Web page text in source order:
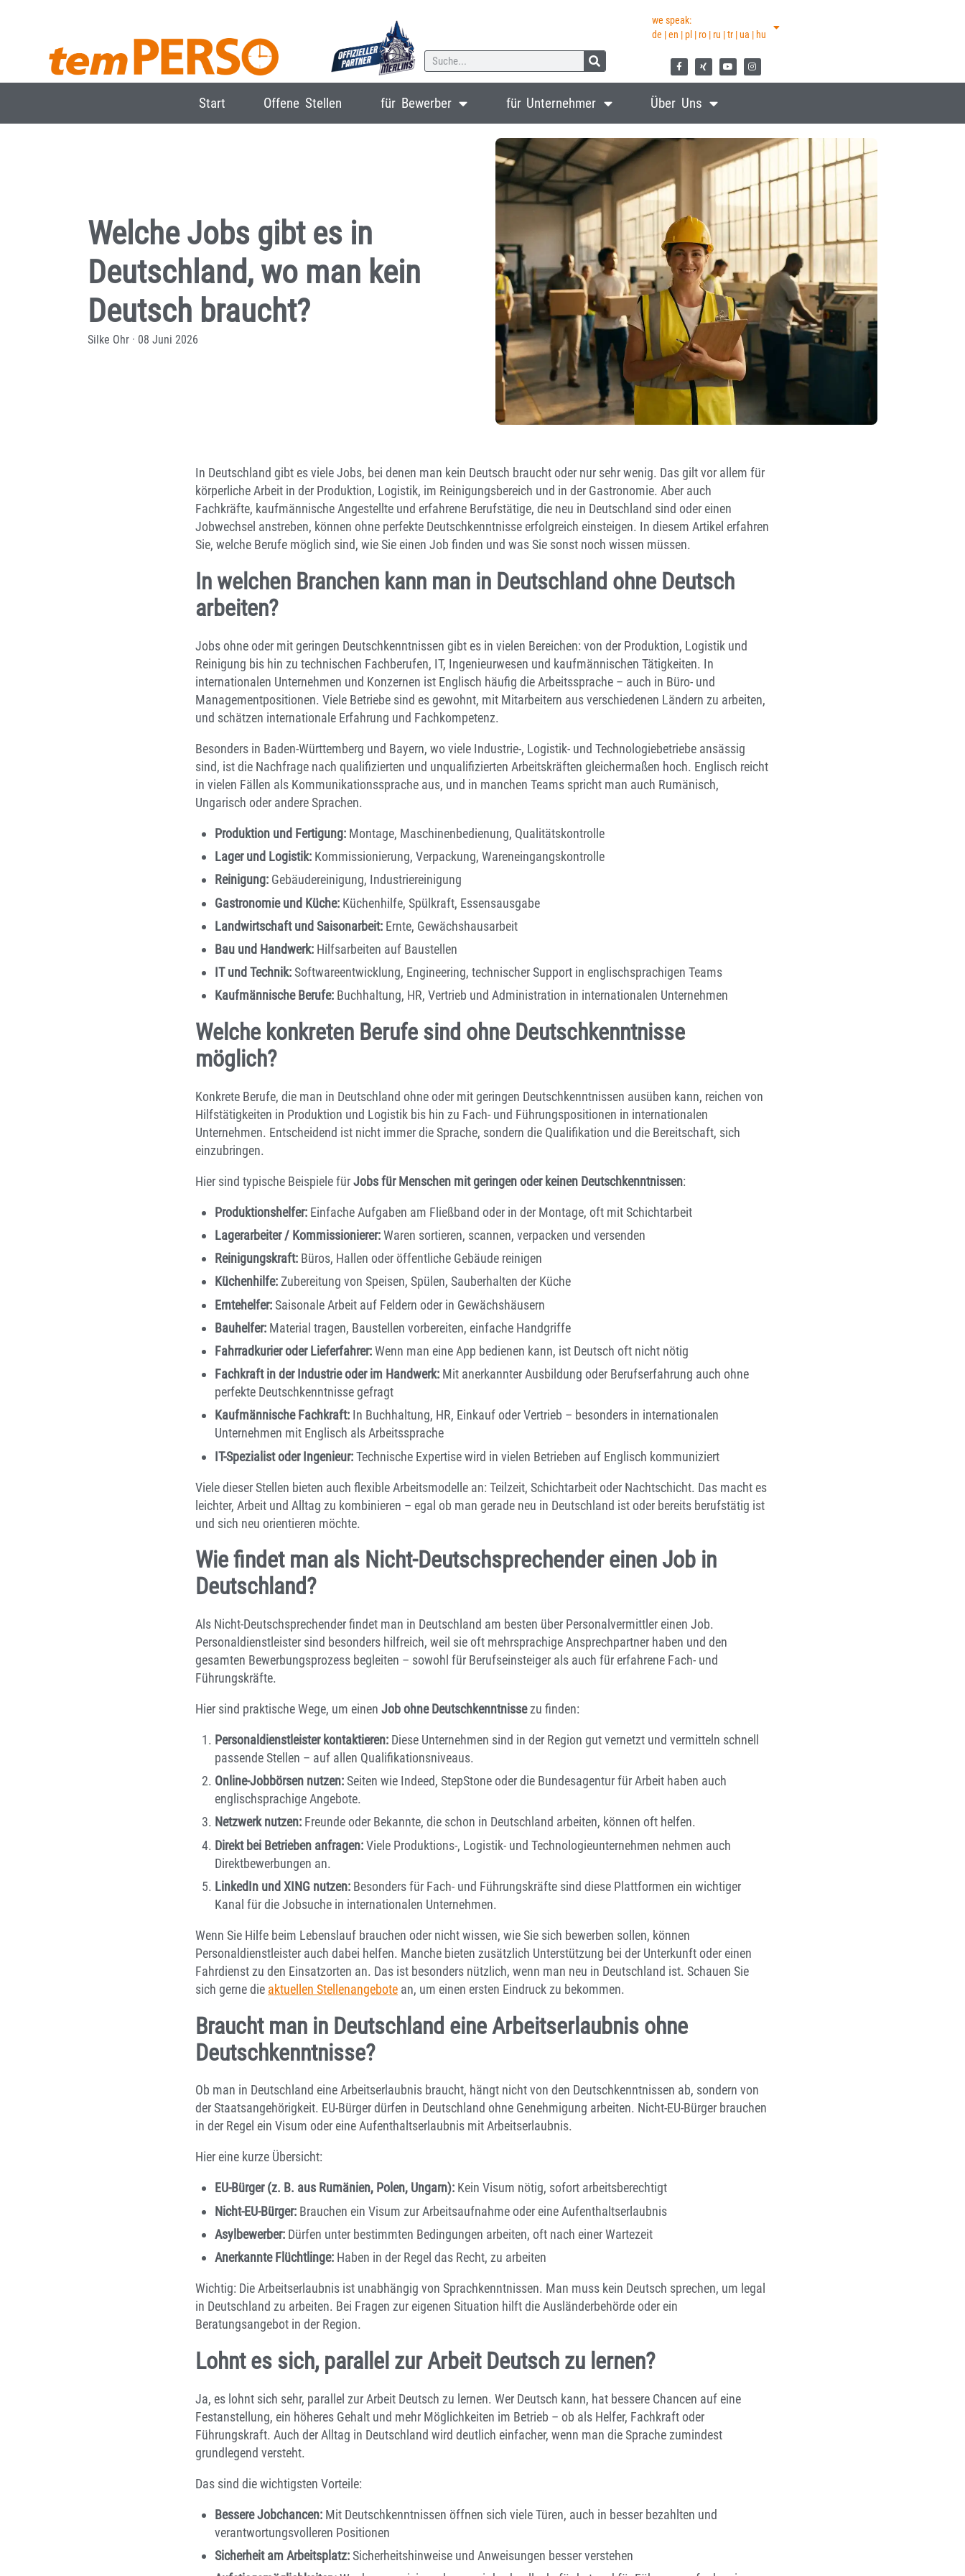
we speak:
de | en | pl | ro | ru | tr | ua | hu
Start Offene Stellen für Bewerber für Unternehmer Über Uns
Welche Jobs gibt es in
Deutschland, wo man kein
Deutsch braucht?
Silke Ohr · 08 Juni 2026
In Deutschland gibt es viele Jobs, bei denen man kein Deutsch braucht oder nur sehr wenig. Das gilt vor allem für
körperliche Arbeit in der Produktion, Logistik, im Reinigungsbereich und in der Gastronomie. Aber auch
Fachkräfte, kaufmännische Angestellte und erfahrene Berufstätige, die neu in Deutschland sind oder einen
Jobwechsel anstreben, können ohne perfekte Deutschkenntnisse erfolgreich einsteigen. In diesem Artikel erfahren
Sie, welche Berufe möglich sind, wie Sie einen Job finden und was Sie sonst noch wissen müssen.
In welchen Branchen kann man in Deutschland ohne Deutsch
arbeiten?
Jobs ohne oder mit geringen Deutschkenntnissen gibt es in vielen Bereichen: von der Produktion, Logistik und
Reinigung bis hin zu technischen Fachberufen, IT, Ingenieurwesen und kaufmännischen Tätigkeiten. In
internationalen Unternehmen und Konzernen ist Englisch häufig die Arbeitssprache – auch in Büro- und
Managementpositionen. Viele Betriebe sind es gewohnt, mit Mitarbeitern aus verschiedenen Ländern zu arbeiten,
und schätzen internationale Erfahrung und Fachkompetenz.
Besonders in Baden-Württemberg und Bayern, wo viele Industrie-, Logistik- und Technologiebetriebe ansässig
sind, ist die Nachfrage nach qualifizierten und unqualifizierten Arbeitskräften gleichermaßen hoch. Englisch reicht
in vielen Fällen als Kommunikationssprache aus, und in manchen Teams spricht man auch Rumänisch,
Ungarisch oder andere Sprachen.
Produktion und Fertigung: Montage, Maschinenbedienung, Qualitätskontrolle
Lager und Logistik: Kommissionierung, Verpackung, Wareneingangskontrolle
Reinigung: Gebäudereinigung, Industriereinigung
Gastronomie und Küche: Küchenhilfe, Spülkraft, Essensausgabe
Landwirtschaft und Saisonarbeit: Ernte, Gewächshausarbeit
Bau und Handwerk: Hilfsarbeiten auf Baustellen
IT und Technik:Softwareentwicklung, Engineering, technischer Support in englischsprachigen Teams
Kaufmännische Berufe: Buchhaltung, HR, Vertrieb und Administration in internationalen Unternehmen
Welche konkreten Berufe sind ohne Deutschkenntnisse
möglich?
Konkrete Berufe, die man in Deutschland ohne oder mit geringen Deutschkenntnissen ausüben kann, reichen von
Hilfstätigkeiten in Produktion und Logistik bis hin zu Fach- und Führungspositionen in internationalen
Unternehmen. Entscheidend ist nicht immer die Sprache, sondern die Qualifikation und die Bereitschaft, sich
einzubringen.
Hier sind typische Beispiele fürJobs für Menschen mit geringen oder keinen Deutschkenntnissen:
Produktionshelfer: Einfache Aufgaben am Fließband oder in der Montage, oft mit Schichtarbeit
Lagerarbeiter / Kommissionierer:Waren sortieren, scannen, verpacken und versenden
Reinigungskraft: Büros, Hallen oder öffentliche Gebäude reinigen
Küchenhilfe:Zubereitung von Speisen, Spülen, Sauberhalten der Küche
Erntehelfer:Saisonale Arbeit auf Feldern oder in Gewächshäusern
Bauhelfer: Material tragen, Baustellen vorbereiten, einfache Handgriffe
Fahrradkurier oder Lieferfahrer:Wenn man eine App bedienen kann, ist Deutsch oft nicht nötig
Fachkraft in der Industrie oder im Handwerk: Mit anerkannter Ausbildung oder Berufserfahrung auch ohne
perfekte Deutschkenntnisse gefragt
Kaufmännische Fachkraft: In Buchhaltung, HR, Einkauf oder Vertrieb – besonders in internationalen
Unternehmen mit Englisch als Arbeitssprache
IT-Spezialist oder Ingenieur:Technische Expertise wird in vielen Betrieben auf Englisch kommuniziert
Viele dieser Stellen bieten auch flexible Arbeitsmodelle an: Teilzeit, Schichtarbeit oder Nachtschicht. Das macht es
leichter, Arbeit und Alltag zu kombinieren – egal ob man gerade neu in Deutschland ist oder bereits berufstätig ist
und sich neu orientieren möchte.
Wie findet man als Nicht-Deutschsprechender einen Job in
Deutschland?
Als Nicht-Deutschsprechender findet man in Deutschland am besten über Personalvermittler einen Job.
Personaldienstleister sind besonders hilfreich, weil sie oft mehrsprachige Ansprechpartner haben und den
gesamten Bewerbungsprozess begleiten – sowohl für Berufseinsteiger als auch für erfahrene Fach- und
Führungskräfte.
Hier sind praktische Wege, um einen Job ohne Deutschkenntnissezu finden:
Personaldienstleister kontaktieren: Diese Unternehmen sind in der Region gut vernetzt und vermitteln schnell
passende Stellen – auf allen Qualifikationsniveaus.
Online-Jobbörsen nutzen:Seiten wie Indeed, StepStone oder die Bundesagentur für Arbeit haben auch
englischsprachige Angebote.
Netzwerk nutzen: Freunde oder Bekannte, die schon in Deutschland arbeiten, können oft helfen.
Direkt bei Betrieben anfragen:Viele Produktions-, Logistik- und Technologieunternehmen nehmen auch
Direktbewerbungen an.
LinkedIn und XING nutzen: Besonders für Fach- und Führungskräfte sind diese Plattformen ein wichtiger
Kanal für die Jobsuche in internationalen Unternehmen.
Wenn Sie Hilfe beim Lebenslauf brauchen oder nicht wissen, wie Sie sich bewerben sollen, können
Personaldienstleister auch dabei helfen. Manche bieten zusätzlich Unterstützung bei der Unterkunft oder einen
Fahrdienst zu den Einsatzorten an. Das ist besonders nützlich, wenn man neu in Deutschland ist. Schauen Sie
sich gerne die aktuellen Stellenangebote an, um einen ersten Eindruck zu bekommen.
Braucht man in Deutschland eine Arbeitserlaubnis ohne
Deutschkenntnisse?
Ob man in Deutschland eine Arbeitserlaubnis braucht, hängt nicht von den Deutschkenntnissen ab, sondern von
der Staatsangehörigkeit. EU-Bürger dürfen in Deutschland ohne Genehmigung arbeiten. Nicht-EU-Bürger brauchen
in der Regel ein Visum oder eine Aufenthaltserlaubnis mit Arbeitserlaubnis.
Hier eine kurze Übersicht:
EU-Bürger (z. B. aus Rumänien, Polen, Ungarn): Kein Visum nötig, sofort arbeitsberechtigt
Nicht-EU-Bürger: Brauchen ein Visum zur Arbeitsaufnahme oder eine Aufenthaltserlaubnis
Asylbewerber: Dürfen unter bestimmten Bedingungen arbeiten, oft nach einer Wartezeit
Anerkannte Flüchtlinge: Haben in der Regel das Recht, zu arbeiten
Wichtig: Die Arbeitserlaubnis ist unabhängig von Sprachkenntnissen. Man muss kein Deutsch sprechen, um legal
in Deutschland zu arbeiten. Bei Fragen zur eigenen Situation hilft die Ausländerbehörde oder ein
Beratungsangebot in der Region.
Lohnt es sich, parallel zur Arbeit Deutsch zu lernen?
Ja, es lohnt sich sehr, parallel zur Arbeit Deutsch zu lernen. Wer Deutsch kann, hat bessere Chancen auf eine
Festanstellung, ein höheres Gehalt und mehr Möglichkeiten im Betrieb – ob als Helfer, Fachkraft oder
Führungskraft. Auch der Alltag in Deutschland wird deutlich einfacher, wenn man die Sprache zumindest
grundlegend versteht.
Das sind die wichtigsten Vorteile:
Bessere Jobchancen: Mit Deutschkenntnissen öffnen sich viele Türen, auch in besser bezahlten und
verantwortungsvolleren Positionen
Sicherheit am Arbeitsplatz:Sicherheitshinweise und Anweisungen besser verstehen